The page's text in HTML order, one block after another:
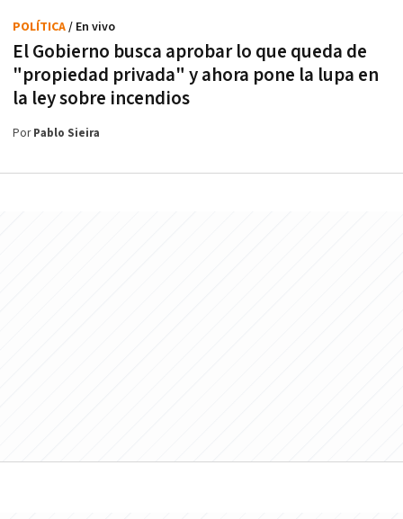
El Gobierno busca aprobar lo que queda de
"propiedad privada" y ahora pone la lupa en
la ley sobre incendios
POLÍTICA/ En vivo
PorPablo Sieira